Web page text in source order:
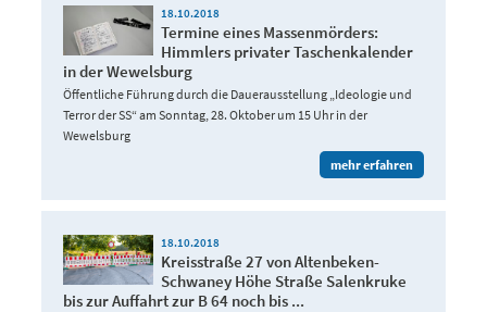
18.10.2018
Termine eines Massenmörders:
Himmlers privater Taschenkalender
in der Wewelsburg
Öffentliche Führung durch die Dauerausstellung „Ideologie und
Terror der SS“ am Sonntag, 28. Oktober um 15 Uhr in der
Wewelsburg
mehr erfahren
18.10.2018
Kreisstraße 27 von Altenbeken-
Schwaney Höhe Straße Salenkruke
bis zur Auffahrt zur B 64 noch bis ...